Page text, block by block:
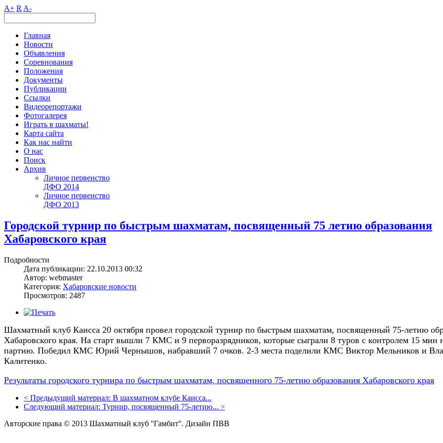
A+ R A-
Главная
Новости
Объявления
Соревнования
Положения
Документы
Публикации
Ссылки
Видеорепортажи
Фотогалерея
Играть в шахматы!
Карта сайта
Как нас найти
О нас
Поиск
Архив
Личное первенство
ДФО 2014
Личное первенство
ДФО 2013
Городской турнир по быстрым шахматам, посвященный 75 летию образования
Хабаровского края
Подробности
Дата публикации: 22.10.2013 00:32
Автор: webmaster
Категория: Хабаровские новости
Просмотров: 2487
Шахматный клуб Каисса 20 октября провел городской турнир по быстрым шахматам, посвященный 75-летию
Хабаровского края. На старт вышли 7 КМС и 9 перворазрядников, которые сыграли 8 туров с контролем 15 мин
партию. Победил КМС Юрий Чернышов, набравший 7 очков. 2-3 места поделили КМС Виктор Мельников и
Калитенко.
Результаты городского турнира по быстрым шахматам, посвященного 75-летию образования Хабаровского края
< Предыдущий материал: В шахматном клубе Каисса...
Следующий материал: Турнир, посвященный 75-летию... >
Авторские права © 2013 Шахматный клуб ''Гамбит''. Дизайн ПВВ